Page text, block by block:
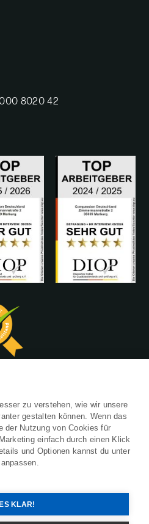
8020 42
zu verstehen, wie wir unsere
gestalten können. Wenn das
der Nutzung von Cookies für
einfach durch einen Klick
und Optionen kannst du unter
KLAR!